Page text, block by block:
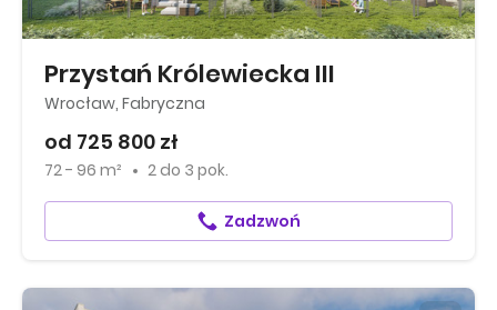
Przystań Królewiecka III
Wrocław, Fabryczna
od 725 800 zł
72 - 96 m² 2 do 3 pok.
Zadzwoń